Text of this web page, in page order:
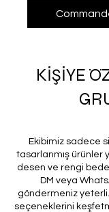
KİŞİYE
Ekibimiz sadece
tasarlanmış ürünler
desen ve rengi
DM veya
göndermeniz
seçeneklerini